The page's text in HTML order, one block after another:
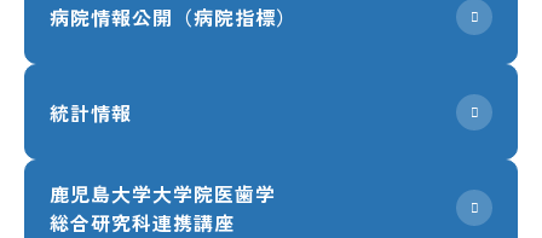
病院情報公開（病院指標）
統計情報
鹿児島大学大学院医歯学
総合研究科連携講座